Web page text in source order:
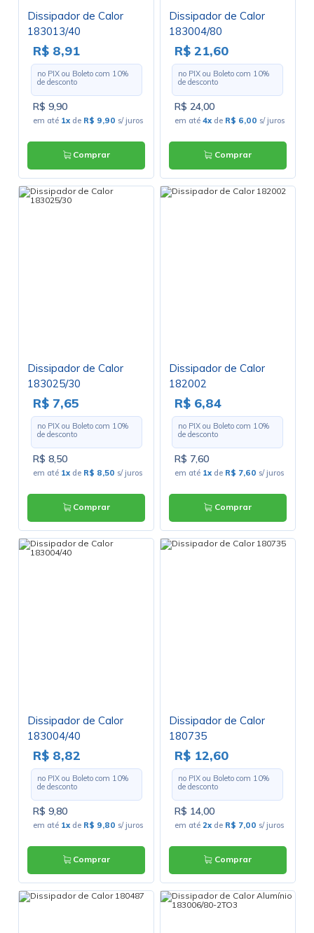
Dissipador de Calor
183013/40
R$ 8,91
no PIX ou Boleto com 10%
de desconto
R$ 9,90
em até 1x de R$ 9,90 s/ juros
Comprar
Dissipador de Calor
183004/80
R$ 21,60
no PIX ou Boleto com 10%
de desconto
R$ 24,00
em até 4x de R$ 6,00 s/ juros
Comprar
Dissipador de Calor
183025/30
R$ 7,65
no PIX ou Boleto com 10%
de desconto
R$ 8,50
em até 1x de R$ 8,50 s/ juros
Comprar
Dissipador de Calor
182002
R$ 6,84
no PIX ou Boleto com 10%
de desconto
R$ 7,60
em até 1x de R$ 7,60 s/ juros
Comprar
Dissipador de Calor
183004/40
R$ 8,82
no PIX ou Boleto com 10%
de desconto
R$ 9,80
em até 1x de R$ 9,80 s/ juros
Comprar
Dissipador de Calor
180735
R$ 12,60
no PIX ou Boleto com 10%
de desconto
R$ 14,00
em até 2x de R$ 7,00 s/ juros
Comprar